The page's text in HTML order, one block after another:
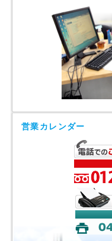
営業カレンダー